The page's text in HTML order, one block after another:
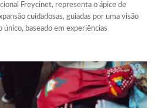
Freycinet, representa o ápice de
cuidadosas, guiadas por uma visão
baseado em experiências